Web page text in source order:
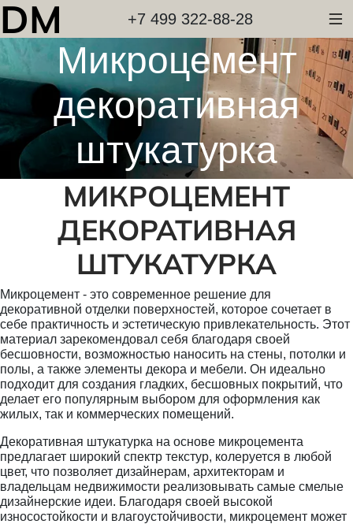
DM +7 499 322-88-28
Микроцемент
декоративная
штукатурка
МИКРОЦЕМЕНТ
ДЕКОРАТИВНАЯ
ШТУКАТУРКА
Микроцемент - это современное решение для
декоративной отделки поверхностей, которое сочетает в
себе практичность и эстетическую привлекательность. Этот
материал зарекомендовал себя благодаря своей
бесшовности, возможностью наносить на стены, потолки и
полы, а также элементы декора и мебели. Он идеально
подходит для создания гладких, бесшовных покрытий, что
делает его популярным выбором для оформления как
жилых, так и коммерческих помещений.
Декоративная штукатурка на основе микроцемента
предлагает широкий спектр текстур, колеруется в любой
цвет, что позволяет дизайнерам, архитекторам и
владельцам недвижимости реализовывать самые смелые
дизайнерские идеи. Благодаря своей высокой
износостойкости и влагоустойчивости, микроцемент может